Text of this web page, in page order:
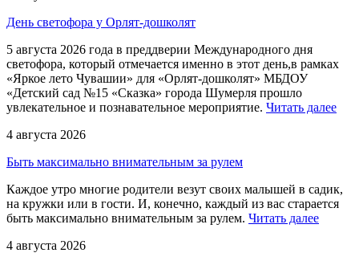
День светофора у Орлят-дошколят
5 августа 2026 года в преддверии Международного дня
светофора, который отмечается именно в этот день,в рамках
«Яркое лето Чувашии» для «Орлят-дошколят» МБДОУ
«Детский сад №15 «Сказка» города Шумерля прошло
увлекательное и познавательное мероприятие. Читать далее
4 августа 2026
Быть максимально внимательным за рулем
Каждое утро многие родители везут своих малышей в садик,
на кружки или в гости. И, конечно, каждый из вас старается
быть максимально внимательным за рулем. Читать далее
4 августа 2026